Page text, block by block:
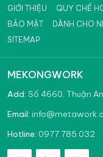
GIỚI THIỆU QUY CHẾ
BẢO MẬT
DÀNH CHO
SITEMAP
MEKONGWORK
Add: Số 4660, Thuận
Email:
Hotline: 0977.785.032